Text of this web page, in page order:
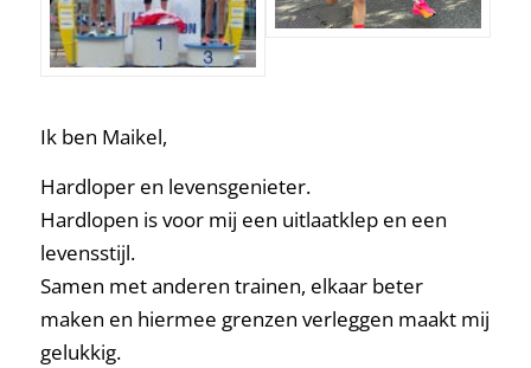
Ik ben Maikel,
Hardloper en levensgenieter.
Hardlopen is voor mij een uitlaatklep en een
levensstijl.
Samen met anderen trainen, elkaar beter
maken en hiermee grenzen verleggen maakt mij
gelukkig.